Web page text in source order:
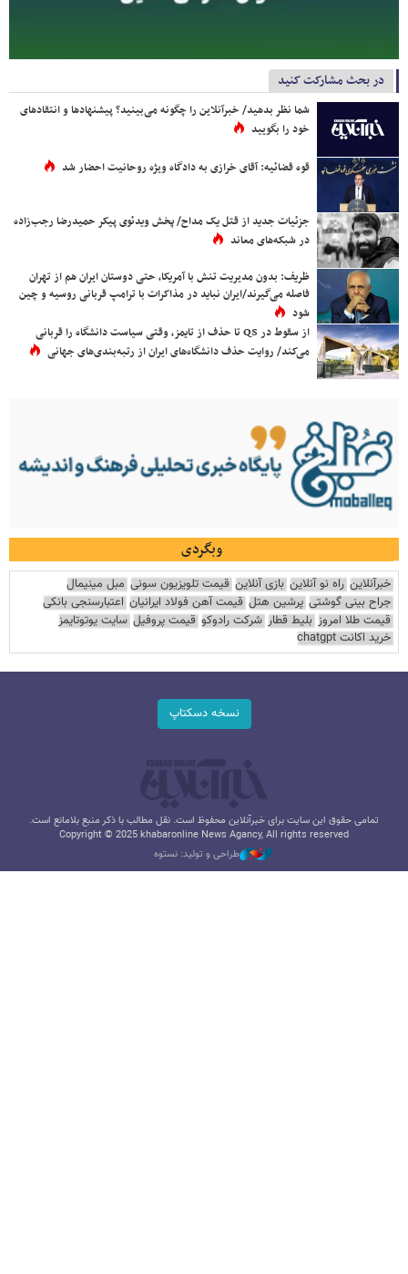
در بحث مشارکت کنید
شما نظر بدهید/ خبرآنلاین را چگونه می‌بینید؟ پیشنهادها و انتقادهای
خود را بگویید
قوه قضائیه: آقای خرازی به دادگاه ویژه روحانیت احضار شد
جزئیات جدید از قتل یک مداح/ پخش ویدئوی پیکر حمیدرضا رجب‌زاده
در شبکه‌های معاند
ظریف: بدون مدیریت تنش با آمریکا، حتی دوستان ایران هم از تهران
فاصله می‌گیرند/ایران نباید در مذاکرات با ترامپ قربانی روسیه و چین
شود
از سقوط در QS تا حذف از تایمز، وقتی سیاست دانشگاه را قربانی
می‌کند/ روایت حذف دانشگاه‌های ایران از رتبه‌بندی‌های جهانی
وبگردی
خبرآنلاین راه نو آنلاین بازی آنلاین قیمت تلویزیون سونی مبل مینیمال
جراح بینی گوشتی پرشین هتل قیمت آهن فولاد ایرانیان اعتبارسنجی بانکی
قیمت طلا امروز بلیط قطار شرکت رادوکو قیمت پروفیل سایت یوتوتایمز
خرید اکانت chatgpt
نسخه دسکتاپ
تمامی حقوق این سایت برای خبرآنلاین محفوظ است. نقل مطالب با ذکر منبع بلامانع است.
Copyright © 2025 khabaronline News Agancy, All rights reserved
طراحی و تولید: نستوه